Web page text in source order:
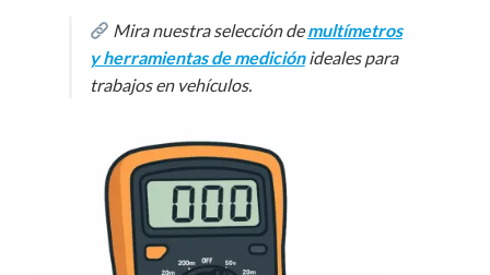
Mira nuestra selección demultímetros
y herramientas de mediciónideales para
trabajos en vehículos.